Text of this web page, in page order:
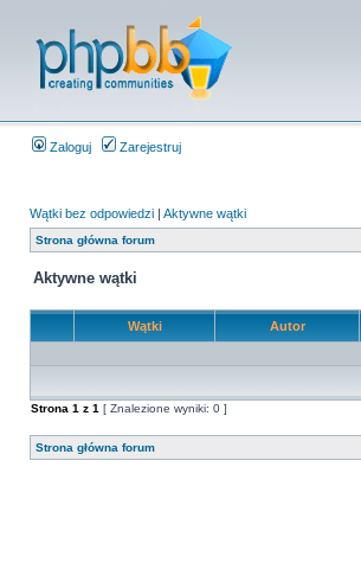
Zaloguj Zarejestruj
Wątki bez odpowiedzi | Aktywne wątki
Strona główna forum
Aktywne wątki
Wątki Autor
Strona 1 z 1 [ Znalezione wyniki: 0 ]
Strona główna forum